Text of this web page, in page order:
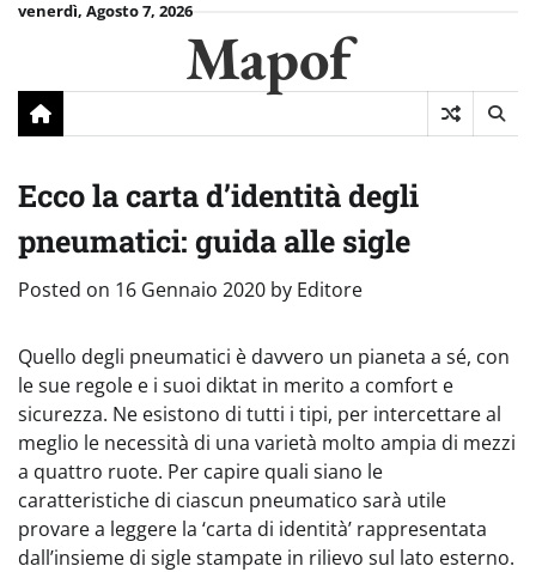
Skipvenerdì, Agosto 7, 2026
Mapof
Ecco la carta d’identità degli
pneumatici: guida alle sigle
Posted on 16 Gennaio 2020 by Editore
Quello degli pneumatici è davvero un pianeta a sé, con
le sue regole e i suoi diktat in merito a comfort e
sicurezza. Ne esistono di tutti i tipi, per intercettare al
meglio le necessità di una varietà molto ampia di mezzi
a quattro ruote. Per capire quali siano le
caratteristiche di ciascun pneumatico sarà utile
provare a leggere la ‘carta di identità’ rappresentata
dall’insieme di sigle stampate in rilievo sul lato esterno.